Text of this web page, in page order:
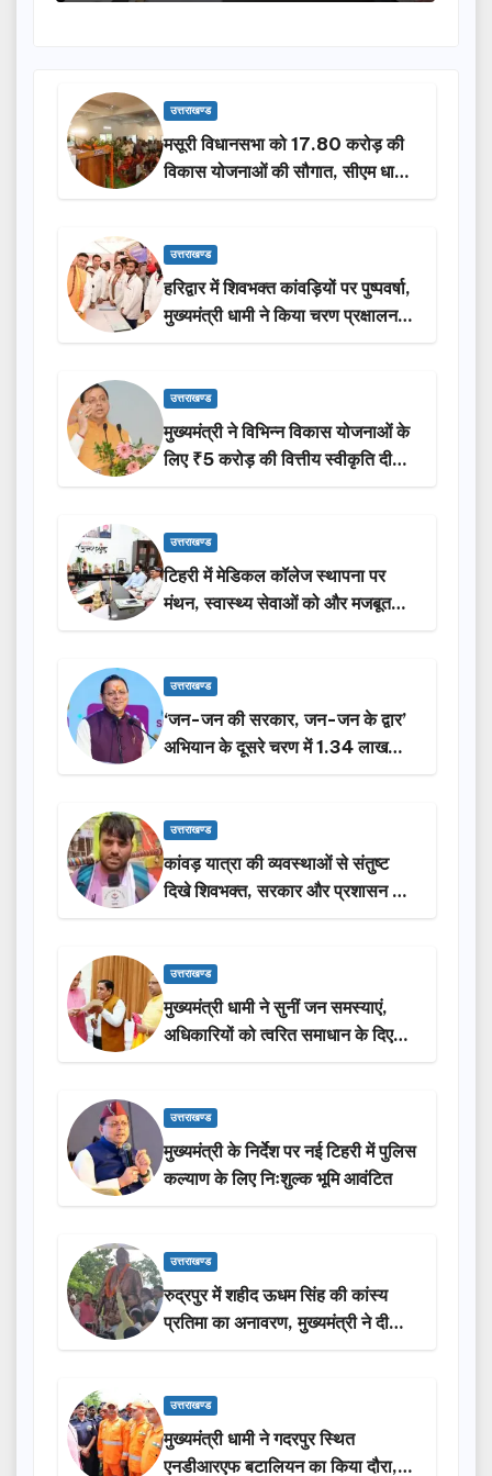
उत्तराखण्ड
मसूरी विधानसभा को 17.80 करोड़ की
विकास योजनाओं की सौगात, सीएम धामी
ने किया लोकार्पण-शिलान्यास.
उत्तराखण्ड
हरिद्वार में शिवभक्त कांवड़ियों पर पुष्पवर्षा,
मुख्यमंत्री धामी ने किया चरण प्रक्षालन…
उत्तराखण्ड
मुख्यमंत्री ने विभिन्न विकास योजनाओं के
लिए ₹5 करोड़ की वित्तीय स्वीकृति दी…
उत्तराखण्ड
टिहरी में मेडिकल कॉलेज स्थापना पर
मंथन, स्वास्थ्य सेवाओं को और मजबूत
करेगी सरकार: मुख्यमंत्री धामी…
उत्तराखण्ड
‘जन-जन की सरकार, जन-जन के द्वार’
अभियान के दूसरे चरण में 1.34 लाख
लोगों की भागीदारी…
उत्तराखण्ड
कांवड़ यात्रा की व्यवस्थाओं से संतुष्ट
दिखे शिवभक्त, सरकार और प्रशासन की
सराहना…
उत्तराखण्ड
मुख्यमंत्री धामी ने सुनीं जन समस्याएं,
अधिकारियों को त्वरित समाधान के दिए
निर्देश
उत्तराखण्ड
मुख्यमंत्री के निर्देश पर नई टिहरी में पुलिस
कल्याण के लिए निःशुल्क भूमि आवंटित
उत्तराखण्ड
रुद्रपुर में शहीद ऊधम सिंह की कांस्य
प्रतिमा का अनावरण, मुख्यमंत्री ने दी
₹3.85 करोड़ की विकास परियोजनाओं
उत्तराखण्ड
मुख्यमंत्री धामी ने गदरपुर स्थित
एनडीआरएफ बटालियन का किया दौरा,